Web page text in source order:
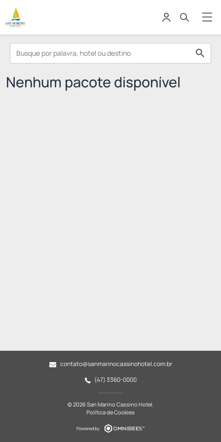
Nenhum pacote disponível
contato@sanmarinocassinohotel.com.br
(47) 3360-0000
© 2026 San Marino Cassino Hotel.
Política de Cookies
Powered by